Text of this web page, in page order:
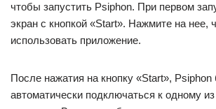
чтобы запустить Psiphon. При первом
экран с кнопкой «Start». Нажмите на нее,
использовать приложение.
После нажатия на кнопку «Start», Psiphon
автоматически подключаться к одному